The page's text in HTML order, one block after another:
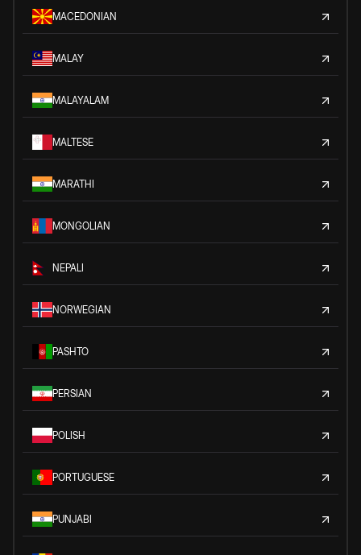
MACEDONIAN
MALAY
MALAYALAM
MALTESE
MARATHI
MONGOLIAN
NEPALI
NORWEGIAN
PASHTO
PERSIAN
POLISH
PORTUGUESE
PUNJABI